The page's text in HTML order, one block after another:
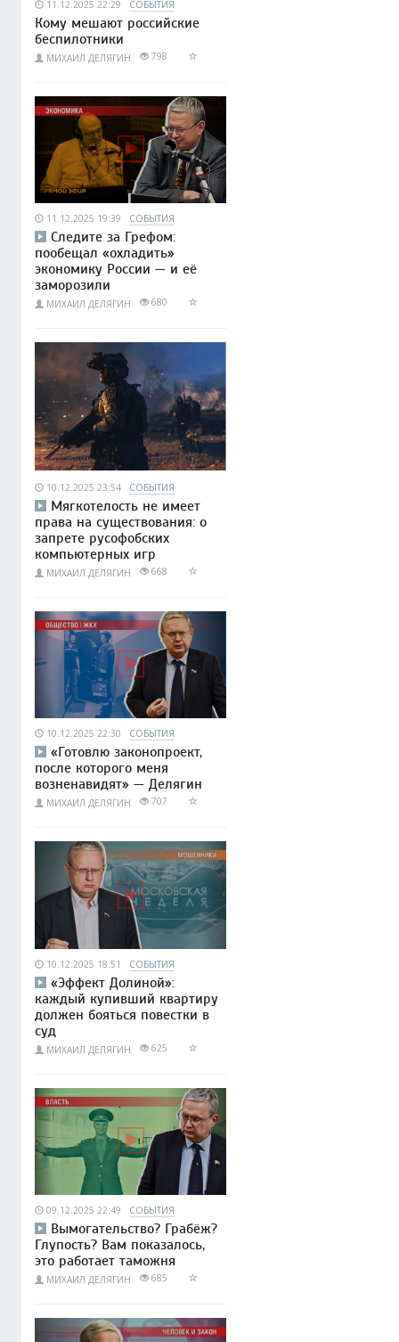
11.12.2025 22:29 СОБЫТИЯ
Кому мешают российские
беспилотники
МИХАИЛ ДЕЛЯГИН 798
11.12.2025 19:39 СОБЫТИЯ
Следите за Грефом:
пообещал «охладить»
экономику России — и её
заморозили
МИХАИЛ ДЕЛЯГИН 680
10.12.2025 23:54 СОБЫТИЯ
Мягкотелость не имеет
права на существования: о
запрете русофобских
компьютерных игр
МИХАИЛ ДЕЛЯГИН 668
10.12.2025 22:30 СОБЫТИЯ
«Готовлю законопроект,
после которого меня
возненавидят» — Делягин
МИХАИЛ ДЕЛЯГИН 707
10.12.2025 18:51 СОБЫТИЯ
«Эффект Долиной»:
каждый купивший квартиру
должен бояться повестки в
суд
МИХАИЛ ДЕЛЯГИН 625
09.12.2025 22:49 СОБЫТИЯ
Вымогательство? Грабёж?
Глупость? Вам показалось,
это работает таможня
МИХАИЛ ДЕЛЯГИН 685